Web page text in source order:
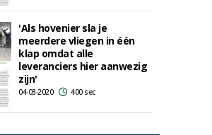
'Als hovenier sla je
meerdere vliegen in één
klap omdat alle
leveranciers hier aanwezig
zijn'
04-03-2020 400 sec